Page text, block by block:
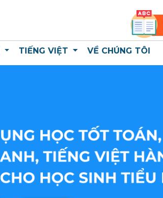
TIẾNG VIỆT VỀ CHÚNG TÔI